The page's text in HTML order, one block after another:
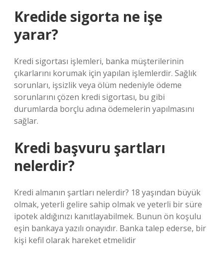
Kredide sigorta ne işe
yarar?
Kredi sigortası işlemleri, banka müşterilerinin
çıkarlarını korumak için yapılan işlemlerdir. Sağlık
sorunları, işsizlik veya ölüm nedeniyle ödeme
sorunlarını çözen kredi sigortası, bu gibi
durumlarda borçlu adına ödemelerin yapılmasını
sağlar.
Kredi başvuru şartları
nelerdir?
Kredi almanın şartları nelerdir? 18 yaşından büyük
olmak, yeterli gelire sahip olmak ve yeterli bir süre
ipotek aldığınızı kanıtlayabilmek. Bunun ön koşulu
eşin bankaya yazılı onayıdır. Banka talep ederse, bir
kişi kefil olarak hareket etmelidir